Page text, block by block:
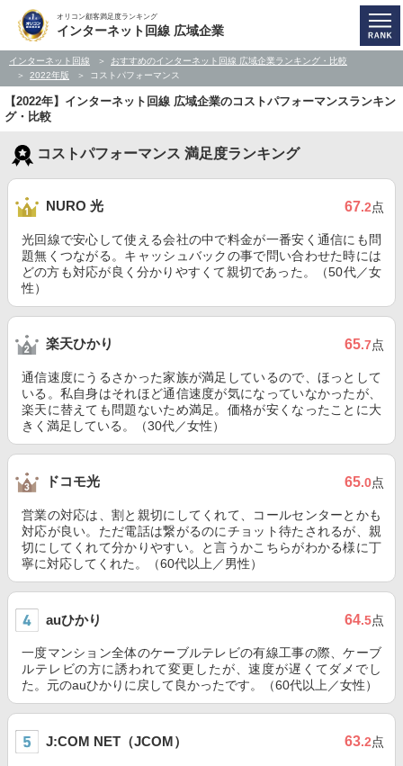
オリコン顧客満足度ランキング
インターネット回線 広域企業
インターネット回線
おすすめのインターネット回線 広域企業ランキング・比較
2022年版
コストパフォーマンス
【2022年】インターネット回線 広域企業のコストパフォーマンスランキン
グ・比較
コストパフォーマンス 満足度ランキング
NURO 光 67.2点
光回線で安心して使える会社の中で料金が一番安く通信にも問
題無くつながる。キャッシュバックの事で問い合わせた時には
どの方も対応が良く分かりやすくて親切であった。（50代／女
性）
楽天ひかり 65.7点
通信速度にうるさかった家族が満足しているので、ほっとして
いる。私自身はそれほど通信速度が気になっていなかったが、
楽天に替えても問題ないため満足。価格が安くなったことに大
きく満足している。（30代／女性）
ドコモ光 65.0点
営業の対応は、割と親切にしてくれて、コールセンターとかも
対応が良い。ただ電話は繋がるのにチョット待たされるが、親
切にしてくれて分かりやすい。と言うかこちらがわかる様に丁
寧に対応してくれた。（60代以上／男性）
auひかり 64.5点
一度マンション全体のケーブルテレビの有線工事の際、ケーブ
ルテレビの方に誘われて変更したが、速度が遅くてダメでし
た。元のauひかりに戻して良かったです。（60代以上／女性）
J:COM NET（JCOM） 63.2点